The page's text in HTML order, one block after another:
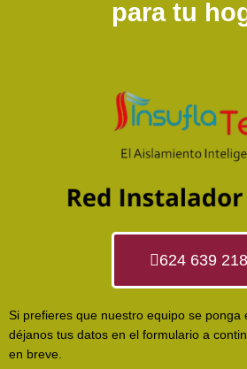
para tu
624 639 218
Si prefieres que nuestro equipo se ponga
déjanos tus datos en el formulario a
en breve.